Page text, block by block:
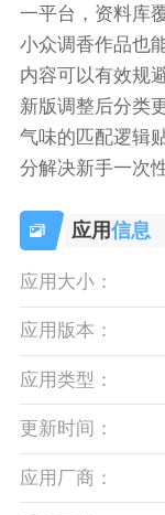
一平台，资料库
小众调香作品也
内容可以有效规
新版调整后分类
气味的匹配逻辑
分解决新手一次
应用信息
应用大小：
应用版本：
应用类型：
更新时间：
应用厂商：